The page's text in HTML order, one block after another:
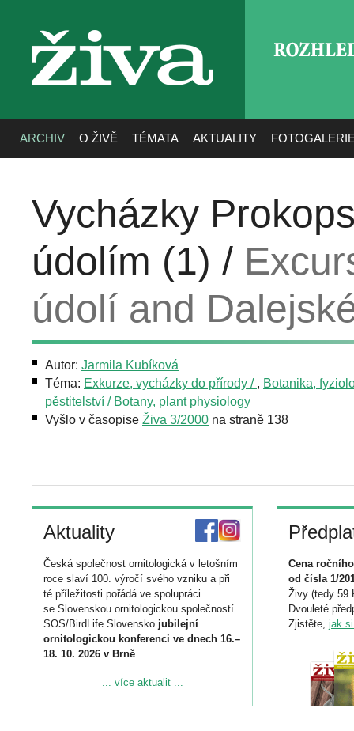
živa
ARCHIV O ŽIVĚ TÉMATA AKTUALITY
Vycházky
údolím (1) /
údolí and
Autor: Jarmila Kubíková
Téma: Exkurze, vycházky do přírody / , Botanika,
pěstitelství / Botany, plant physiology
Vyšlo v časopise Živa 3/2000 na straně 138
Aktuality
Česká společnost ornitologická v letošním
roce slaví 100. výročí svého vzniku a při
té příležitosti pořádá ve spolupráci
se Slovenskou ornitologickou společností
SOS/BirdLife Slovensko jubilejní
ornitologickou konferenci ve dnech 16.–
18. 10. 2026 v Brně.
Podrobnější informace ke konferenci
... více aktualit ...
Cena
od čísla 1/
Živy (tedy 59
Dvouleté
Zjistěte, jak